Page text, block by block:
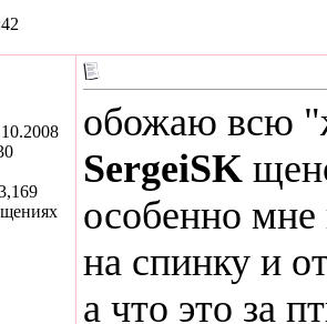
обожаю всю
SergeiSK
особенно мне
на спинку и
а что это за